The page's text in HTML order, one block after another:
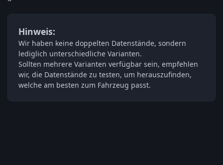
Hinweis:
Wir haben keine doppelten Datenstände, sondern
lediglich unterschiedliche Varianten.
Sollten mehrere Varianten verfügbar sein, empfehlen
wir, die Datenstände zu testen, um herauszufinden,
welche am besten zum Fahrzeug passt.